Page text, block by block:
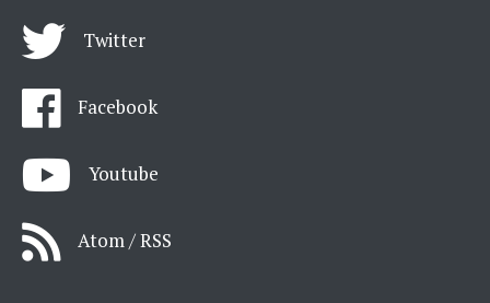
Twitter
Facebook
Youtube
Atom / RSS